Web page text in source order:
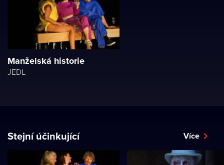
Manželská historie
JEDL
Stejní účinkující Více